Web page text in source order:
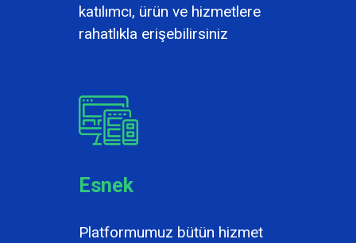
katılımcı, ürün ve hizmetlere
rahatlıkla erişebilirsiniz
Esnek
Platformumuz bütün hizmet